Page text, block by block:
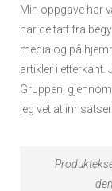
Min oppgave har
har deltatt fra
media og på
artikler i
Gruppen,
jeg vet at